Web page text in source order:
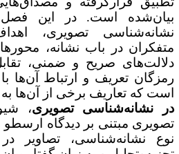
است. در این فصل
تصویری،
در باب نشانه،
صریح و ضمنی،
تعریف و ارتباط آن‌ها
که تعاریف برخی از آن‌ها
نشانه‌شناسی تصویری،
مبتنی بر دیدگاه ارسطو
نشانه‌شناسی، تصاویر در